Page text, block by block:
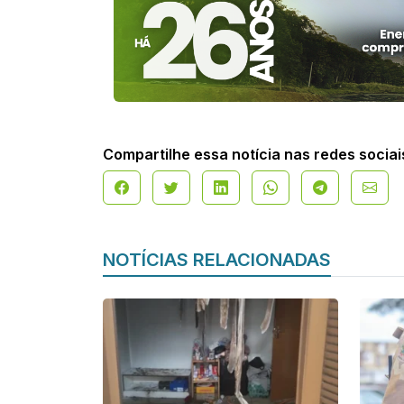
Compartilhe essa notícia nas redes
NOTÍCIAS RELACIONADAS